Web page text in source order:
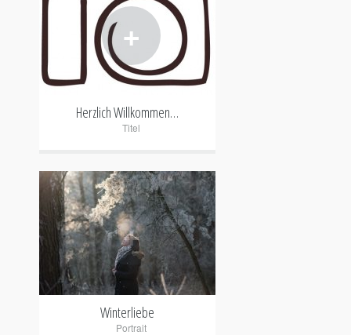
+
Herzlich Willkommen…
Titel
+
Winterliebe
Portrait